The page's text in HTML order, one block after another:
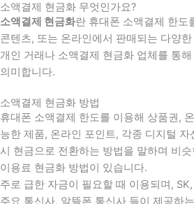
소액결제 현금화 무엇인가요?
소액결제 현금화란 휴대폰 소액결제 한도
콘텐츠, 또는 온라인에서 판매되는 다양
개인 거래나 소액결제 현금화 업체를 통
의미합니다.
소액결제 현금화 방법
휴대폰 소액결제 한도를 이용해 상품권,
능한 제품, 온라인 포인트, 각종 디지털
시 현금으로 전환하는 방법을 말하며 비
이용료 현금화 방법이 있습니다.
주로 급한 자금이 필요할 때 이용되며,
주요 통신사, 알뜰폰 통신사 들이 제공하